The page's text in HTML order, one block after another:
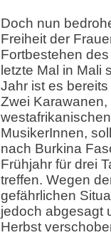
Doch nun
Freiheit der
Fortbestehen
letzte Mal in Mali
Jahr ist es bereits
Zwei Karawanen,
MusikerInnen,
nach Burkina
Frühjahr für drei
treffen. Wegen
gefährlichen
jedoch abgesagt
Herbst